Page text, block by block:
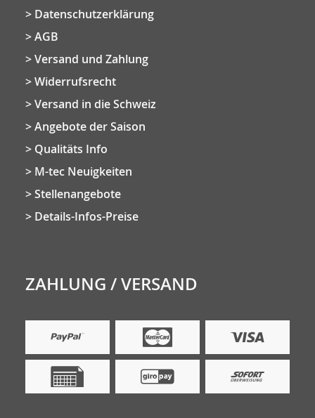
Datenschutzerklärung
AGB
Versand und Zahlung
Widerrufsrecht
Versand in die Schweiz
Angebote der Saison
Qualitäts Info
M-tec Neuigkeiten
Stellenangebote
Details-Infos-Preise
ZAHLUNG / VERSAND